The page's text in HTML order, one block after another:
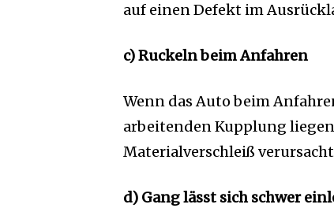
auf einen Defekt im
c) Ruckeln beim Anfahren
Wenn das Auto beim
arbeitenden Kupplung
Materialverschleiß
d) Gang lässt sich schwer